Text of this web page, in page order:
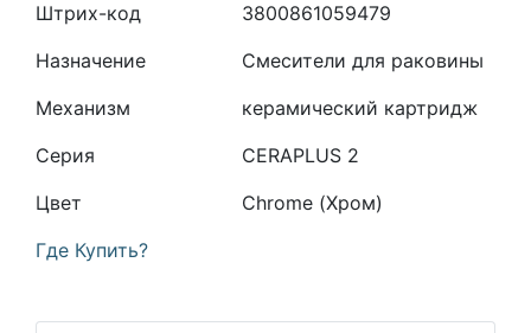
Штрих-код
3800861059479
Назначение
Смесители для раковины
Механизм
керамический картридж
Серия
CERAPLUS 2
Цвет
Chrome (Хром)
Где Купить?